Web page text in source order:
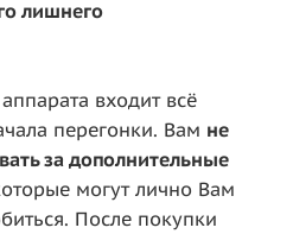
лишнего
входит всё
перегонки. Вам не
за дополнительные
могут лично Вам
После покупки